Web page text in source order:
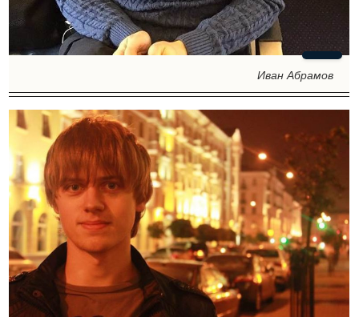
Иван Абрамов